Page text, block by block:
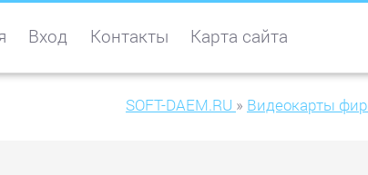
Вход Контакты Карта сайта
SOFT-DAEM.RU » Видеокарты